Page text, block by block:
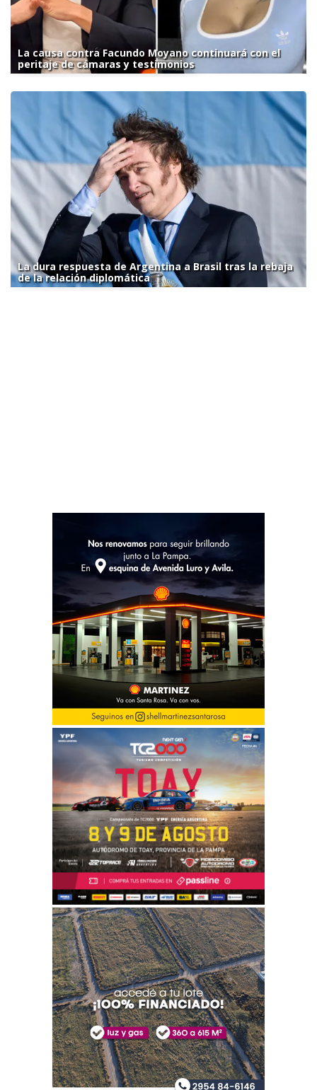
La causa contra Facundo Moyano continuará con el
peritaje de cámaras y testimonios
La dura respuesta de Argentina a Brasil tras la rebaja
de la relación diplomática